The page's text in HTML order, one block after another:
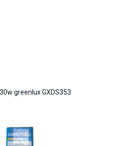
greenlux GXDS353